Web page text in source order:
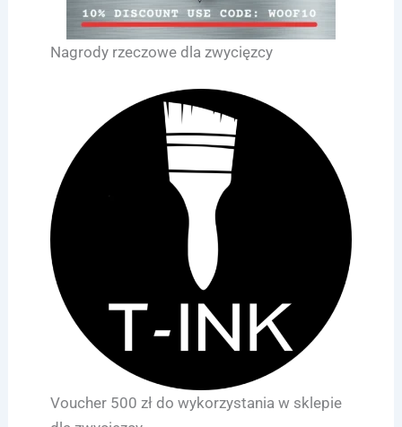
Nagrody rzeczowe dla zwycięzcy
Voucher 500 zł do wykorzystania w sklepie